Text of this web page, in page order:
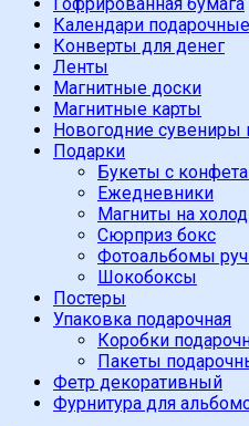
Календари подарочные
Конверты для денег
Ленты
Магнитные доски
Магнитные карты
Новогодние сувениры
Подарки
Букеты с
Ежедневники
Магниты на
Сюрприз бокс
Фотоальбомы
Шокобоксы
Постеры
Упаковка подарочная
Коробки
Пакеты
Фетр декоративный
Фурнитура для